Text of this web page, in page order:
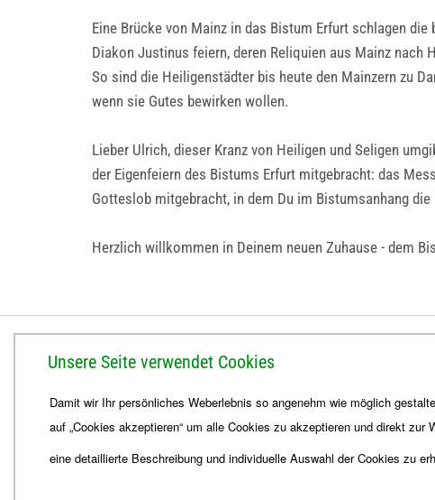
Eine Brücke von Mainz in das Bistum Erfurt schlagen
Diakon Justinus feiern, deren Reliquien aus Mainz
So sind die Heiligenstädter bis heute den Mainzern zu
wenn sie Gutes bewirken wollen.
Lieber Ulrich, dieser Kranz von Heiligen und Seligen
der Eigenfeiern des Bistums Erfurt mitgebracht: das
Gotteslob mitgebracht, in dem Du im Bistumsanhang
Herzlich willkommen in Deinem neuen Zuhause - dem
BISTUM ERFURT
Bischöfliches Ordinariat
Herrmannsplatz 9, 99084 Erfurt
Unsere Seite verwendet Cookies
Damit wir Ihr persönliches Weberlebnis so angenehm wie möglich
auf „Cookies akzeptieren“ um alle Cookies zu akzeptieren und direkt
eine detaillierte Beschreibung und individuelle Auswahl der Cookies zu